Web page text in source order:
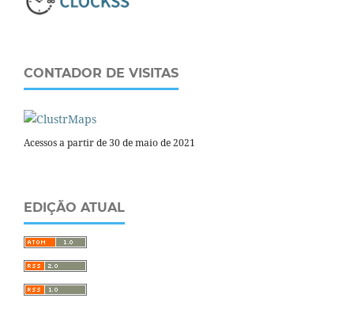
CONTADOR DE VISITAS
Acessos a partir de 30 de maio de 2021
EDIÇÃO ATUAL